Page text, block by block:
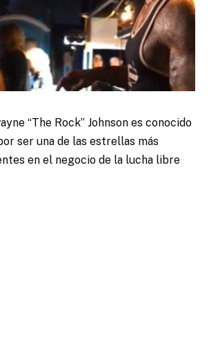
“The Rock” Johnson es conocido
ser una de las estrellas más
en el negocio de la lucha libre